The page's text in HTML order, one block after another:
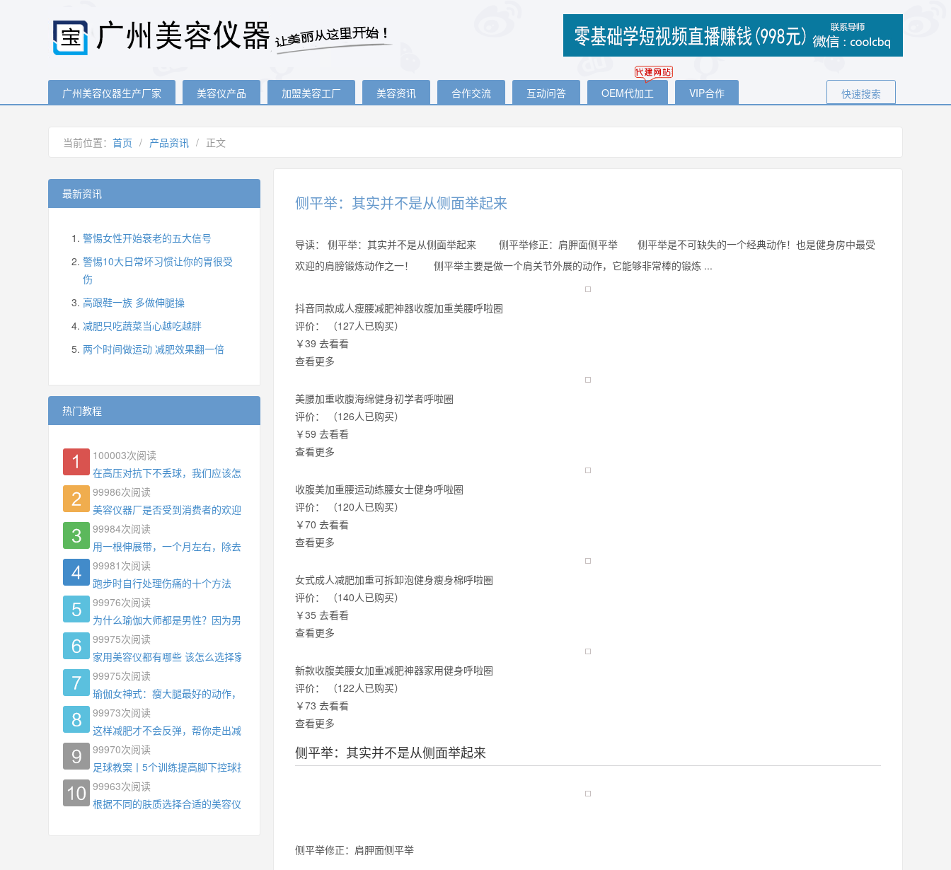
广州美容仪器生产厂家 美容仪产品 加盟美容工厂 美容资讯 合作交流 互动问答 OEM代加工 VIP合作 快速搜索
当前位置： 首页 / 产品资讯 / 正文
侧平举：其实并不是从侧面举起来
导读：
侧平举：其实并不是从侧面举起来 侧平举修正：肩胛面侧平举 侧平举是不可缺失的一个经典动作！也是健身房中最受
欢迎的肩膀锻炼动作之一！ 侧平举主要是做一个肩关节外展的动作，它能够非常棒的锻炼 ...
抖音同款成人瘦腰减肥神器收腹加重美腰呼啦圈
评价：
（127人已购买）
￥39 去看看
查看更多
美腰加重收腹海绵健身初学者呼啦圈
评价：
（126人已购买）
￥59 去看看
查看更多
收腹美加重腰运动练腰女士健身呼啦圈
评价：
（120人已购买）
￥70 去看看
查看更多
女式成人减肥加重可拆卸泡健身瘦身棉呼啦圈
评价：
（140人已购买）
￥35 去看看
查看更多
新款收腹美腰女加重减肥神器家用健身呼啦圈
评价：
（122人已购买）
￥73 去看看
查看更多
侧平举：其实并不是从侧面举起来
侧平举修正：肩胛面侧平举
最新资讯
警惕女性开始衰老的五大信号
警惕10大日常坏习惯让你的胃很受
伤
高跟鞋一族 多做伸腿操
减肥只吃蔬菜当心越吃越胖
两个时间做运动 减肥效果翻一倍
热门教程
100003次阅读
在高压对抗下不丢球，我们应该怎么练?
99986次阅读
美容仪器厂是否受到消费者的欢迎
99984次阅读
用一根伸展带，一个月左右，除去了手臂拜拜肉，背也变薄了
99981 次阅读
跑步时自行处理伤痛的十个方法
99976次阅读
为什么瑜伽大师都是男性？因为男权，让女性失去同等的机会
99975次阅读
家用美容仪都有哪些 该怎么选择家用美容仪
99975次阅读
瑜伽女神式：瘦大腿最好的动作，没有之一，为什么你练了没效果？
99973次阅读
这样减肥才不会反弹，帮你走出减肥瓶颈
99970次阅读
足球教案丨5个训练提高脚下控球技术
99963次阅读
根据不同的肤质选择合适的美容仪器